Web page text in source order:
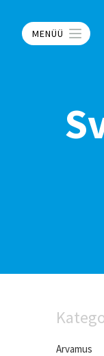
MENÜÜ
Arvamus